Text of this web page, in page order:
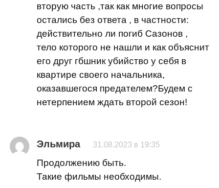
вторую часть ,так как многие вопросы
остались без ответа , в частности:
действительно ли погиб Сазонов ,
тело которого не нашли и как объяснит
его друг гбшник убийство у себя в
квартире своего начальника,
оказавшегося предателем?Будем с
нетерпением ждать второй сезон!
Эльмира 31.08.2023 в 19:35
Продолжению быть.
Такие фильмы необходимы.